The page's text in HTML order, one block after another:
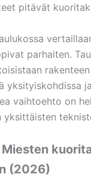
pitävät
parhaiten.
yksityiskohdissa
vaihtoehto on
yksittäisten
Miesten
(2026)